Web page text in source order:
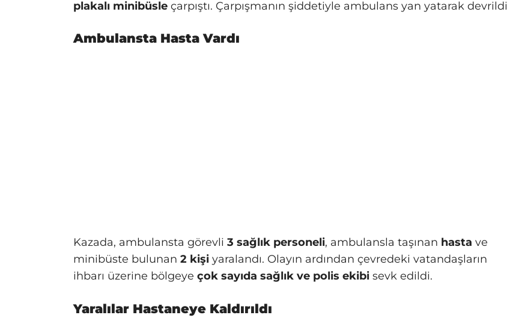
plakalı minibüsle çarpıştı. Çarpışmanın şiddetiyle ambulans yan yatarak
Ambulansta Hasta Vardı
Kazada, ambulansta görevli 3 sağlık personeli, ambulansla taşınan hasta ve
minibüste bulunan 2 kişi yaralandı. Olayın ardından çevredeki vatandaşların
ihbarı üzerine bölgeye çok sayıda sağlık ve polis ekibi sevk edildi.
Yaralılar Hastaneye Kaldırıldı